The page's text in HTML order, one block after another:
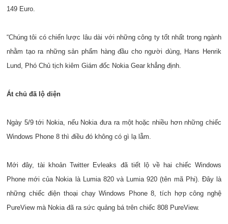
149 Euro.
“Chúng tôi có chiến lược lâu dài với những công ty tốt nhất trong ngành
nhằm tạo ra những sản phẩm hàng đầu cho người dùng, Hans Henrik
Lund, Phó Chủ tịch kiêm Giám đốc Nokia Gear khẳng định.
Át chủ đã lộ diện
Ngày 5/9 tới Nokia, nếu Nokia đưa ra một hoặc nhiều hơn những chiếc
Windows Phone 8 thì điều đó không có gì lạ lẫm.
Mới đây, tài khoản Twitter Evleaks đã tiết lộ về hai chiếc Windows
Phone mới của Nokia là Lumia 820 và Lumia 920 (tên mã Phi). Đây là
những chiếc điện thoại chạy Windows Phone 8, tích hợp công nghệ
PureView mà Nokia đã ra sức quảng bá trên chiếc 808 PureView.